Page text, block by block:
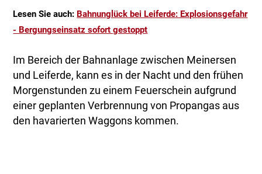
Lesen Sie auch: Bahnunglück bei Leiferde: Explosionsgefahr
- Bergungseinsatz sofort gestoppt
Im Bereich der Bahnanlage zwischen Meinersen
und Leiferde, kann es in der Nacht und den frühen
Morgenstunden zu einem Feuerschein aufgrund
einer geplanten Verbrennung von Propangas aus
den havarierten Waggons kommen.